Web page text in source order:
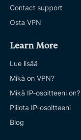
Contact support
Osta VPN
Learn More
Lue lisää
Mikä on VPN?
Mikä IP-osoitteeni on?
Piilota IP-osoitteeni
Blog